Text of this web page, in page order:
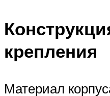
крепления
Материал